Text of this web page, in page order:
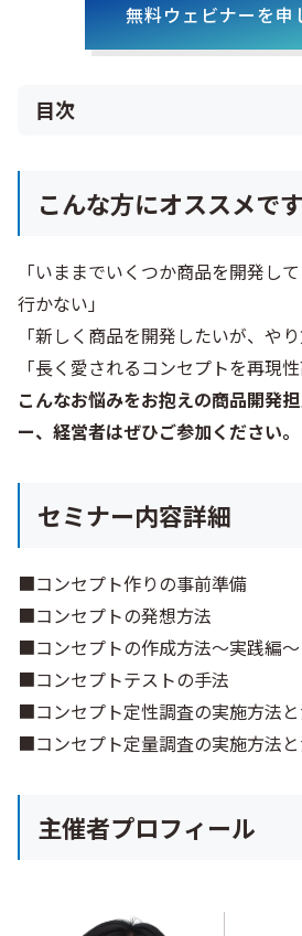
無料ウェビナーを申
目次
こんな方にオススメです
「いままでいくつか商品を開発し
行かない」
「新しく商品を開発したいが、や
「長く愛されるコンセプトを再現
こんなお悩みをお抱えの商品開発
ー、経営者はぜひご参加ください。
セミナー内容詳細
■コンセプト作りの事前準備
■コンセプトの発想方法
■コンセプトの作成方法～実践編～
■コンセプトテストの手法
■コンセプト定性調査の実施方法
■コンセプト定量調査の実施方法
主催者プロフィール